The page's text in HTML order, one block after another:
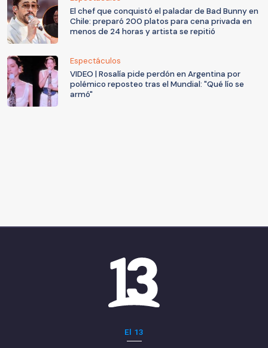
El chef que conquistó el paladar de Bad Bunny en
Chile: preparó 200 platos para cena privada en
menos de 24 horas y artista se repitió
Espectáculos
VIDEO | Rosalía pide perdón en Argentina por
polémico reposteo tras el Mundial: "Qué lío se
armó"
El 13